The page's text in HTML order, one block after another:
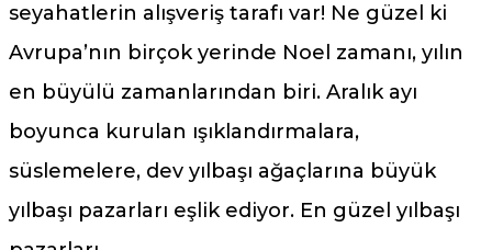
seyahatlerin alışveriş tarafı var! Ne güzel ki
Avrupa’nın birçok yerinde Noel zamanı, yılın
en büyülü zamanlarından biri. Aralık ayı
boyunca kurulan ışıklandırmalara,
süslemelere, dev yılbaşı ağaçlarına büyük
yılbaşı pazarları eşlik ediyor. En güzel yılbaşı